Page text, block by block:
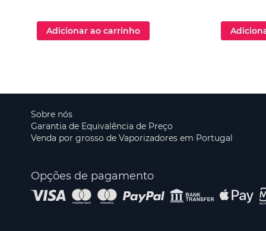
Adicionar ao carrinho
Sobre nós
Garantia de Equivalência de Preço
Venda por grosso de Vaporizadores em Portugal
Opções de pagamento